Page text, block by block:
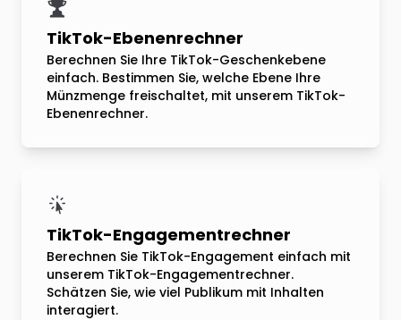
TikTok-Ebenenrechner
Berechnen Sie Ihre TikTok-Geschenkebene
einfach. Bestimmen Sie, welche Ebene Ihre
Münzmenge freischaltet, mit unserem TikTok-
Ebenenrechner.
TikTok-Engagementrechner
Berechnen Sie TikTok-Engagement einfach mit
unserem TikTok-Engagementrechner.
Schätzen Sie, wie viel Publikum mit Inhalten
interagiert.